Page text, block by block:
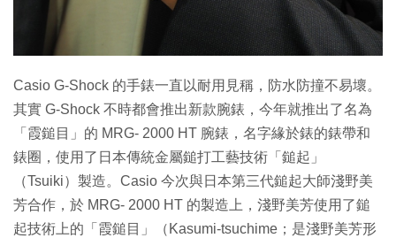
Casio G-Shock 的手錶一直以耐用見稱，防水防撞不易壞。
其實 G-Shock 不時都會推出新款腕錶，今年就推出了名為
「霞鎚目」的 MRG- 2000 HT 腕錶，名字緣於錶的錶帶和
錶圈，使用了日本傳統金屬鎚打工藝技術「鎚起」
（Tsuiki）製造。Casio 今次與日本第三代鎚起大師淺野美
芳合作，於 MRG- 2000 HT 的製造上，淺野美芳使用了鎚
起技術上的「霞鎚目」（Kasumi-tsuchime；是淺野美芳形